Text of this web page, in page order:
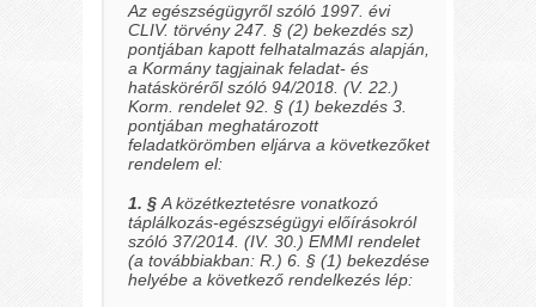
Az egészségügyről szóló 1997. évi
CLIV. törvény 247. § (2) bekezdés sz)
pontjában kapott felhatalmazás alapján,
a Kormány tagjainak feladat- és
hatásköréről szóló 94/2018. (V. 22.)
Korm. rendelet 92. § (1) bekezdés 3.
pontjában meghatározott
feladatkörömben eljárva a következőket
rendelem el:
1. §A közétkeztetésre vonatkozó
táplálkozás-egészségügyi előírásokról
szóló 37/2014. (IV. 30.) EMMI rendelet
(a továbbiakban: R.) 6. § (1) bekezdése
helyébe a következő rendelkezés lép: